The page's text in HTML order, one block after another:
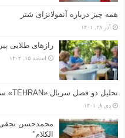
همه چیز درباره آنفولانزای شتر
آذر ۲۸, ۱۴۰۱
رازهای طلایی
اسفند ۱۵, ۱۴۰۲
تحلیل دو فصل سریال «TEHRAN» ساخت رژیم صهیونیستی
دی ۸, ۱۴۰۱
محمدحسن نجفی
الکلام”